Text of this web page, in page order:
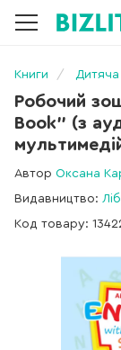
Книги Дитяча
Робочий
Book" (з
Автор Оксана
Видавництво:
Код товару: